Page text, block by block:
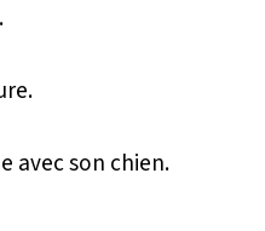
avec son chien.